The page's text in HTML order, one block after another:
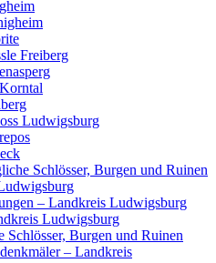
Freiberg
Ludwigsburg
Schlösser, Burgen und Ruinen
– Landkreis Ludwigsburg
Ludwigsburg
Schlösser, Burgen und Ruinen
– Landkreis